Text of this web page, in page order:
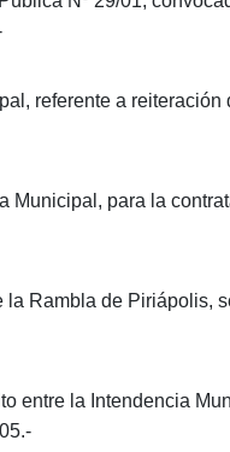
referente a reiteración
Municipal, para la
Rambla de Piriápolis,
entre la Intendencia